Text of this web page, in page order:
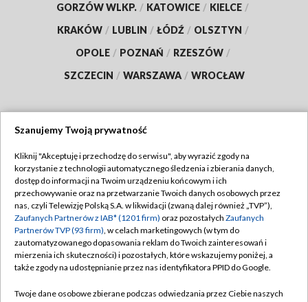
GORZÓW WLKP. / KATOWICE / KIELCE /
KRAKÓW / LUBLIN / ŁÓDŹ / OLSZTYN /
OPOLE / POZNAŃ / RZESZÓW /
SZCZECIN / WARSZAWA / WROCŁAW
TVP
Abonament TVP
Emisja w TVP
Centrum informacji TVP
Naziemna Telewizja Cyfrowa
Regulamin TVP
Polityka prywatności
Moje zgody
Pomoc
Szanujemy Twoją prywatność
Kliknij "Akceptuję i przechodzę do serwisu", aby wyrazić zgody na
korzystanie z technologii automatycznego śledzenia i zbierania danych,
dostęp do informacji na Twoim urządzeniu końcowym i ich
przechowywanie oraz na przetwarzanie Twoich danych osobowych przez
nas, czyli Telewizję Polską S.A. w likwidacji (zwaną dalej również „TVP”),
Zaufanych Partnerów z IAB* (1201 firm) oraz pozostałych Zaufanych
Partnerów TVP (93 firm), w celach marketingowych (w tym do
zautomatyzowanego dopasowania reklam do Twoich zainteresowań i
mierzenia ich skuteczności) i pozostałych, które wskazujemy poniżej, a
także zgody na udostępnianie przez nas identyfikatora PPID do Google.
Twoje dane osobowe zbierane podczas odwiedzania przez Ciebie naszych